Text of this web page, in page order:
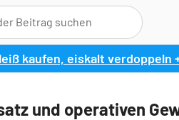
kaufen, eiskalt verdoppeln
und operativen